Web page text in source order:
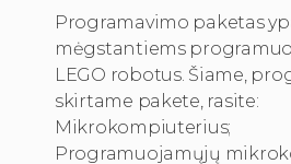
Programavimo paketas
mėgstantiems
LEGO robotus. Šiame,
skirtame pakete, rasite:
Mikrokompiuterius;
Programuojamųjų